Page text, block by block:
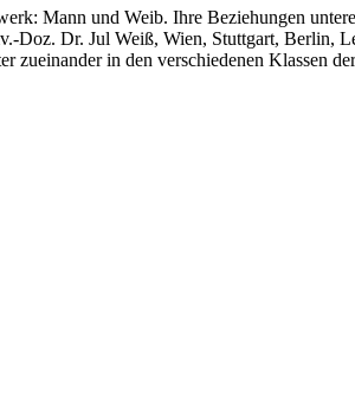
Mann und Weib. Ihre Beziehungen
Dr. Jul Weiß, Wien, Stuttgart, Berlin,
zueinander in den verschiedenen Klassen